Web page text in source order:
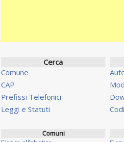
Cerca
Comune
CAP
Prefissi Telefonici
Leggi e Statuti
Comuni